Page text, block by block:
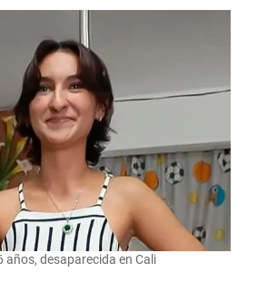
años, desaparecida en Cali